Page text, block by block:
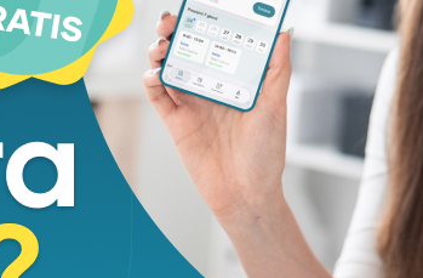
superato le 60.000 unità a marzo e
accelerato la propria crescita.
incoraggianti. A maggio OMODA &
del 3,3% rispetto ad aprile,
hanno toccato quota 17.314